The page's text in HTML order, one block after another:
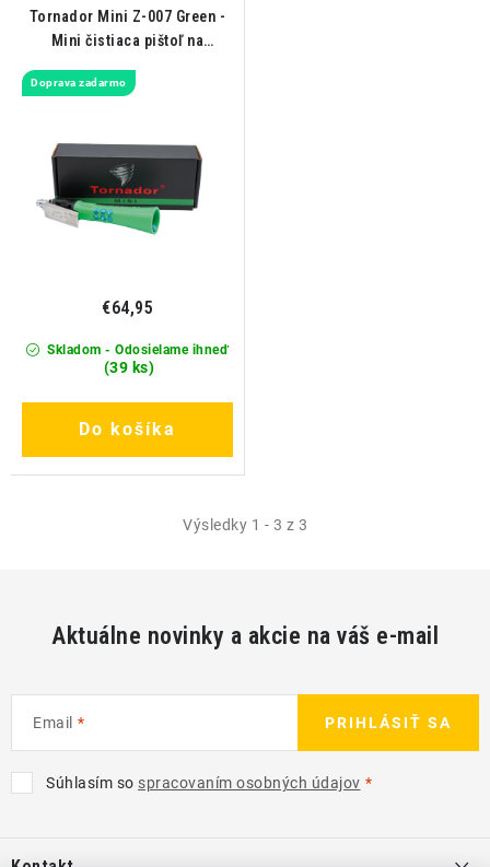
Tornador Mini Z-007 Green -
Mini čistiaca pištoľ na
Doprava zadarmo
Skladom - Odosielame ihneď
(39 ks)
€64,95
Do košíka
Výsledky 1 - 3 z 3
Aktuálne novinky a akcie na váš e-mail
Email
Súhlasím so spracovaním osobných údajov
PRIHLÁSIŤ SA